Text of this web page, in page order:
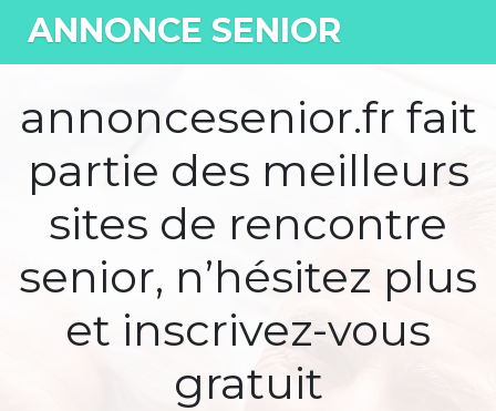
ANNONCE SENIOR
annoncesenior.fr fait
partie des meilleurs
sites de rencontre
senior, n’hésitez plus
et inscrivez-vous
gratuit